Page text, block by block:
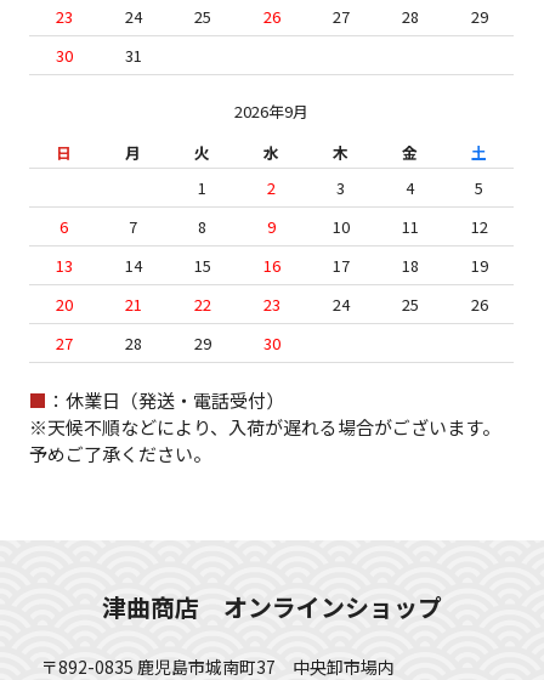
23
24 25 26 27 28
29
30
31
2026年9月
日
月 火 水 木 金
土
1
2 3 4
5
6
7 8 9 10 11
12
13
14 15 16 17 18
19
20
21 22 23 24 25
26
27
28 29 30
■ ：休業日（発送・電話受付）
※天候不順などにより、入荷が遅れる場合がございます。
予めご了承ください。
津曲商店 オンラインショップ
〒892-0835 鹿児島市城南町37 中央卸市場内